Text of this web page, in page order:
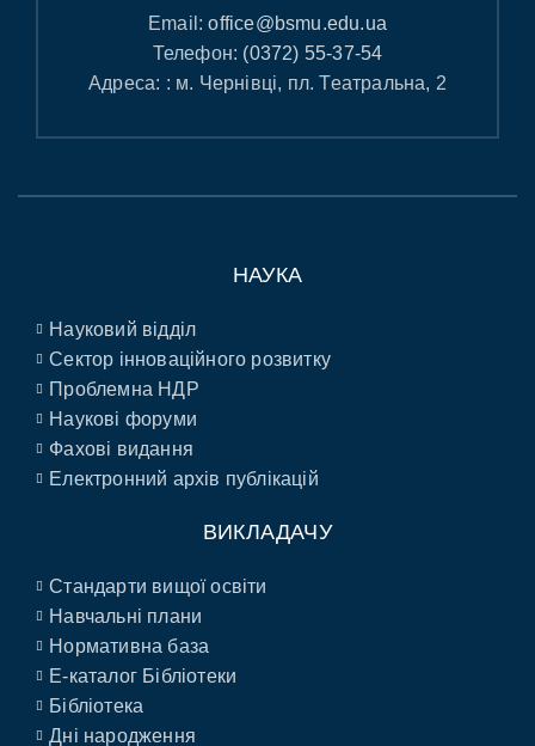
Email:office@bsmu.edu.ua
Телефон: (0372) 55-37-54
Адреса: : м. Чернівці, пл. Театральна, 2
НАУКА
Науковий відділ
Сектор інноваційного розвитку
Проблемна НДР
Наукові форуми
Фахові видання
Електронний архів публікацій
ВИКЛАДАЧУ
Стандарти вищої освіти
Навчальні плани
Нормативна база
E-каталог Бібліотеки
Бібліотека
Дні народження